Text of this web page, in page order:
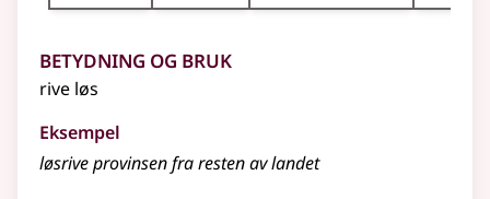
Betydning og bruk
rive løs
Eksempel
løsrive provinsen fra resten av landet